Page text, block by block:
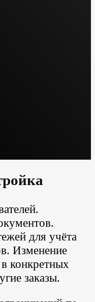
для учёта
Изменение
конкретных
заказы.